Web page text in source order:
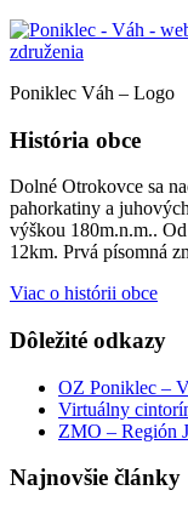
Poniklec Váh – Logo
História obce
Dolné Otrokovce sa
pahorkatiny a
výškou 180m.n.m..
12km. Prvá písomná
Viac o histórii obce
Dôležité odkazy
OZ Poniklec –
Virtuálny
ZMO – Región
Najnovšie články